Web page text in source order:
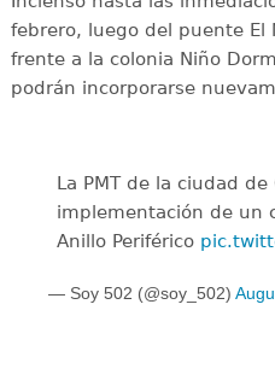
febrero, luego del puente El
frente a la colonia Niño
podrán incorporarse
La PMT de la ciudad
implementación de un
Anillo Periférico
— Soy 502 (@soy_502)